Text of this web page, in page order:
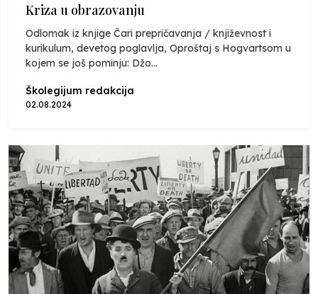
Kriza u obrazovanju
Odlomak iz knjige Čari prepričavanja / književnost i
kurikulum, devetog poglavlja, Oproštaj s Hogvartsom u
kojem se još pominju: Džo...
Školegijum redakcija
02.08.2024